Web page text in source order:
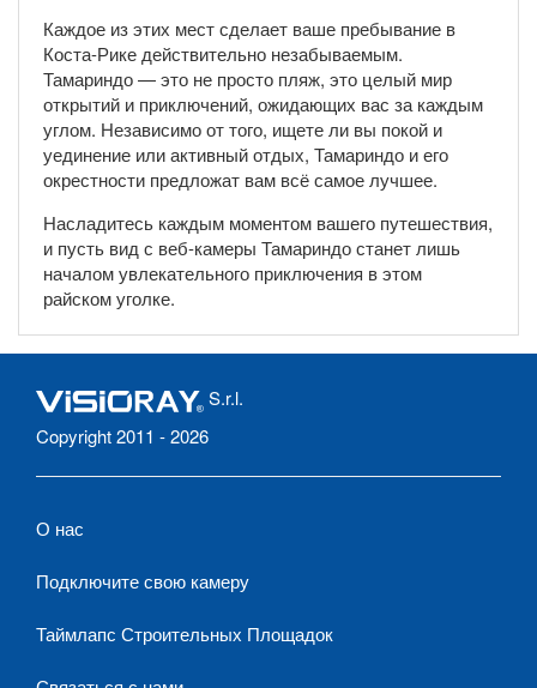
Каждое из этих мест сделает ваше пребывание в
Коста-Рике действительно незабываемым.
Тамариндо — это не просто пляж, это целый мир
открытий и приключений, ожидающих вас за каждым
углом. Независимо от того, ищете ли вы покой и
уединение или активный отдых, Тамариндо и его
окрестности предложат вам всё самое лучшее.
Насладитесь каждым моментом вашего путешествия,
и пусть вид с веб-камеры Тамариндо станет лишь
началом увлекательного приключения в этом
райском уголке.
S.r.l.
Copyright 2011 - 2026
О нас
Подключите свою камеру
Таймлапс Строительных Площадок